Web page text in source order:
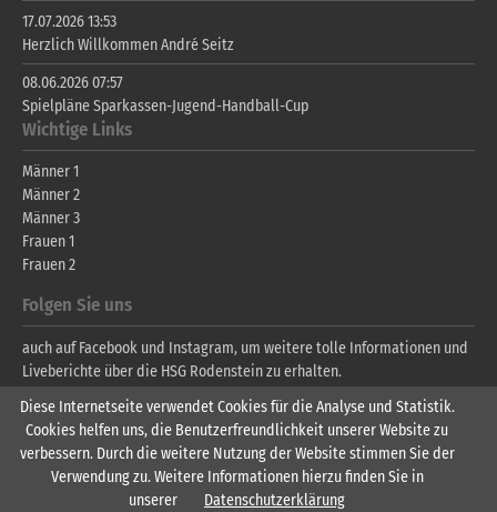
17.07.2026 13:53
Herzlich Willkommen André Seitz
08.06.2026 07:57
Spielpläne Sparkassen-Jugend-Handball-Cup
Wichtige Links
Männer 1
Männer 2
Männer 3
Frauen 1
Frauen 2
Folgen Sie uns
auch auf Facebook und Instagram, um weitere tolle Informationen und
Liveberichte über die HSG Rodenstein zu erhalten.
Diese Internetseite verwendet Cookies für die Analyse und Statistik.
Cookies helfen uns, die Benutzerfreundlichkeit unserer Website zu
verbessern. Durch die weitere Nutzung der Website stimmen Sie der
Verwendung zu. Weitere Informationen hierzu finden Sie in
unserer
Datenschutzerklärung